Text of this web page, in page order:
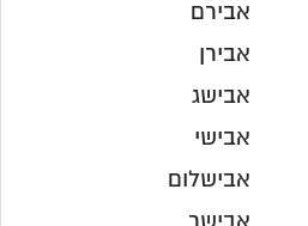
אבירם
אבירן
אבישג
אבישי
אבישלום
אבישר